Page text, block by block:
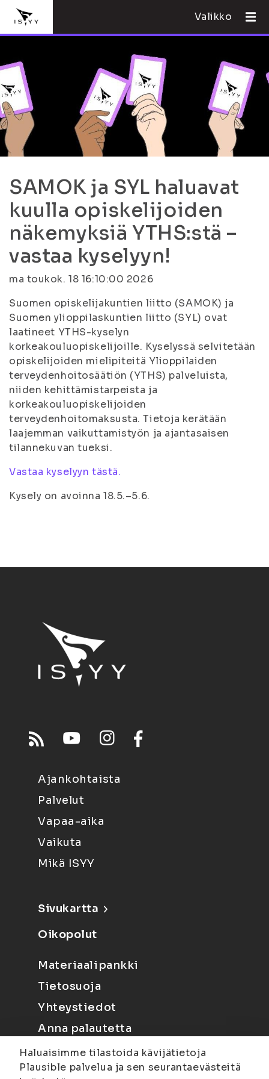
Valikko
SAMOK ja SYL haluavat
kuulla opiskelijoiden
näkemyksiä YTHS:stä –
vastaa kyselyyn!
ma toukok. 18 16:10:00 2026
Suomen opiskelijakuntien liitto (SAMOK) ja
Suomen ylioppilaskuntien liitto (SYL) ovat
laatineet YTHS-kyselyn
korkeakouluopiskelijoille. Kyselyssä selvitetään
opiskelijoiden mielipiteitä Ylioppilaiden
terveydenhoitosäätiön (YTHS) palveluista,
niiden kehittämistarpeista ja
korkeakouluopiskelijoiden
terveydenhoitomaksusta. Tietoja kerätään
laajemman vaikuttamistyön ja ajantasaisen
tilannekuvan tueksi.
Vastaa kyselyyn tästä.
Kysely on avoinna 18.5.–5.6.
Ajankohtaista
Palvelut
Vapaa-aika
Vaikuta
Mikä ISYY
Sivukartta
Oikopolut
Materiaalipankki
Tietosuoja
Yhteystiedot
Anna palautetta
Haluaisimme tilastoida kävijätietoja
Plausible palvelua ja sen seurantaevästeitä